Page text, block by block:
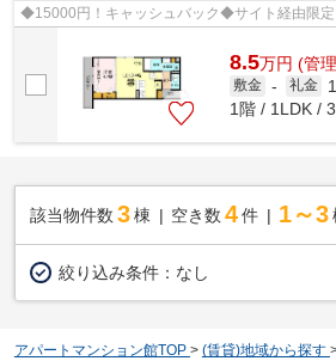
◆15000円！キャッシュバック◆サイト経由限定
8.5万円 (管
敷金 - 礼金
1階 / 1LDK /
該当物件数 3棟 空き数 4 件 1～3
絞り込み条件： なし
アパートマンション館TOP > (賃貸)地域から探す